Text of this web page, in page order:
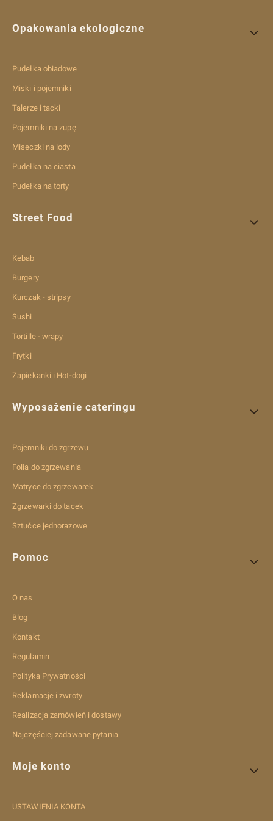
Linki w stopce
Opakowania ekologiczne
Pudełka obiadowe
Miski i pojemniki
Talerze i tacki
Pojemniki na zupę
Miseczki na lody
Pudełka na ciasta
Pudełka na torty
Street Food
Kebab
Burgery
Kurczak - stripsy
Sushi
Tortille - wrapy
Frytki
Zapiekanki i Hot-dogi
Wyposażenie cateringu
Pojemniki do zgrzewu
Folia do zgrzewania
Matryce do zgrzewarek
Zgrzewarki do tacek
Sztućce jednorazowe
Pomoc
O nas
Blog
Kontakt
Regulamin
Polityka Prywatności
Reklamacje i zwroty
Realizacja zamówień i dostawy
Najczęściej zadawane pytania
Moje konto
USTAWIENIA KONTA